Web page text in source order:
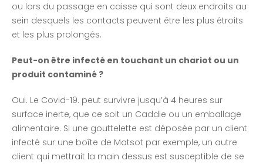
ou lors du passage en caisse qui sont deux endroits au
sein desquels les contacts peuvent être les plus étroits
et les plus prolongés.
Peut-on être infecté en touchant un chariot ou un
produit contaminé ?
Oui. Le Covid-19. peut survivre jusqu’à 4 heures sur
surface inerte, que ce soit un Caddie ou un emballage
alimentaire. Si une gouttelette est déposée par un client
infecté sur une boîte de Matsot par exemple, un autre
client qui mettrait la main dessus est susceptible de se